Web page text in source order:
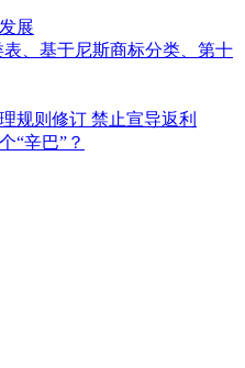
展
、基于尼斯商标分类、第十
规则修订 禁止宣导返利
“辛巴”？